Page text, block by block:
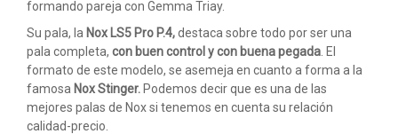
formando pareja con Gemma Triay.
Su pala, la Nox LS5 Pro P.4,destaca sobre todo por ser una
pala completa, con buen control y con buena pegada . El
formato de este modelo, se asemeja en cuanto a forma a la
famosa Nox Stinger.Podemos decir que es una de las
mejores palas de Nox si tenemos en cuenta su relación
calidad-precio.